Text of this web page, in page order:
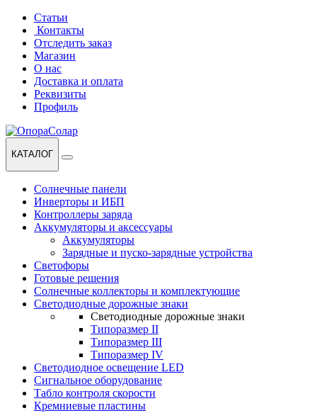
Перейти
навигации
Перейти
содержанию
Статьи
Контакты
Отследить заказ
Магазин
О нас
Доставка и оплата
Реквизиты
Профиль
КАТАЛОГ
Солнечные панели
Инверторы и ИБП
Контроллеры заряда
Аккумуляторы и аксессуары
Аккумуляторы
Зарядные и пуско-зарядные устройства
Светофоры
Готовые решения
Солнечные коллекторы и комплектующие
Светодиодные дорожные знаки
Светодиодные дорожные знаки
Типоразмер II
Типоразмер III
Типоразмер IV
Светодиодное освещение LED
Сигнальное оборудование
Табло контроля скорости
Кремниевые пластины